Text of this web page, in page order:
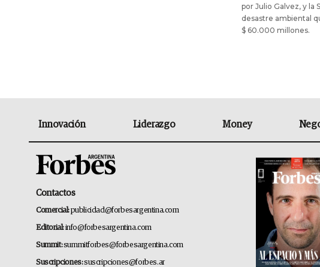
por Julio Galvez, y la
desastre ambiental
$ 60.000 millones.
Innovación Liderazgo Money
Contactos
Comercial:publicidad@forbesargentina.com
Editorial:info@forbesargentina.com
Summit:summitforbes@forbesargentina.com
Suscripciones:suscripciones@forbes.ar